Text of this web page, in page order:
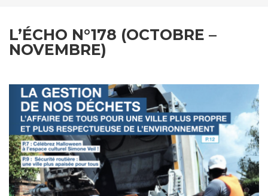
L’ÉCHO N°178 (OCTOBRE –
NOVEMBRE)